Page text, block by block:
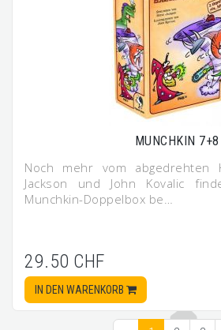
MUNCHKIN 7+8
Noch mehr vom abgedrehten
Jackson und John Kovalic
Munchkin-Doppelbox be…
29.50 CHF
IN DEN WARENKORB